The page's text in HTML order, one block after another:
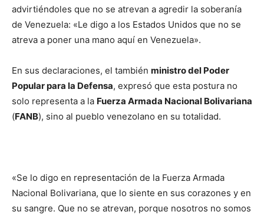
advirtiéndoles que no se atrevan a agredir la soberanía
de Venezuela: «Le digo a los Estados Unidos que no se
atreva a poner una mano aquí en Venezuela».
En sus declaraciones, el también ministro del Poder
Popular para la Defensa, expresó que esta postura no
solo representa a la Fuerza Armada Nacional Bolivariana
(FANB), sino al pueblo venezolano en su totalidad.
«Se lo digo en representación de la Fuerza Armada
Nacional Bolivariana, que lo siente en sus corazones y en
su sangre. Que no se atrevan, porque nosotros no somos